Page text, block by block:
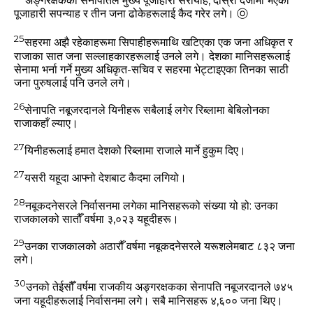
पूजाहारी सपन्‍याह र तीन जना ढोकेहरूलाई कैद गरेर लगे। ⓞ
25सहरमा अझै रहेकाहरूमा सिपाहीहरूमाथि खटिएका एक जना अधिकृत र
राजाका सात जना सल्‍लाहकारहरूलाई उनले लगे। देशका मानिसहरूलाई
सेनामा भर्ना गर्ने मुख्‍य अधिकृत-सचिव र सहरमा भेट्टाइएका तिनका साठी
जना पुरुषलाई पनि उनले लगे।
26सेनापति नबूजरदानले यिनीहरू सबैलाई लगेर रिब्‍लामा बेबिलोनका
राजाकहाँ ल्‍याए।
27यिनीहरूलाई हमात देशको रिब्‍लामा राजाले मार्ने हुकुम दिए।
27यसरी यहूदा आफ्‍नो देशबाट कैदमा लगियो।
28नबूकदनेसरले निर्वासनमा लगेका मानिसहरूको संख्‍या यो हो: उनका
राजकालको सातौँ वर्षमा ३,०२३ यहूदीहरू।
29उनका राजकालको अठारौँ वर्षमा नबूकदनेसरले यरूशलेमबाट ८३२ जना
लगे।
30उनको तेईसौँ वर्षमा राजकीय अङ्गरक्षकका सेनापति नबूजरदानले ७४५
जना यहूदीहरूलाई निर्वासनमा लगे। सबै मानिसहरू ४,६०० जना थिए।